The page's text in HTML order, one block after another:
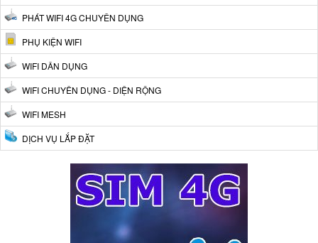
PHÁT WIFI 4G CHUYÊN DỤNG
PHỤ KIỆN WIFI
WIFI DÂN DỤNG
WIFI CHUYÊN DỤNG - DIỆN RỘNG
WIFI MESH
DỊCH VỤ LẮP ĐẶT